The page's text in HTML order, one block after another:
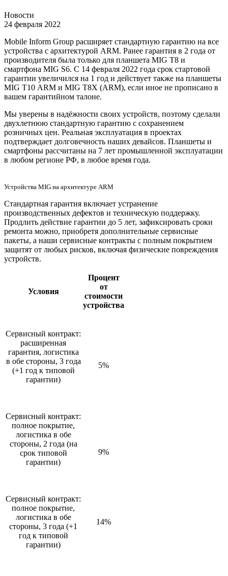
Новости
24 февраля 2022
Mobile Inform Group расширяет стандартную гарантию на все
устройства с архитектурой ARM. Ранее гарантия в 2 года от
производителя была только для планшета MIG T8 и
смартфона MIG S6. С 14 февраля 2022 года срок стартовой
гарантии увеличился на 1 год и действует также на планшеты
MIG Т10 ARM и MIG T8Х (ARM), если иное не прописано в
вашем гарантийном талоне.
Мы уверены в надёжности своих устройств, поэтому сделали
двухлетнюю стандартную гарантию с сохранением
розничных цен. Реальная эксплуатация в проектах
подтверждает долговечность наших девайсов. Планшеты и
смартфоны рассчитаны на 7 лет промышленной эксплуатации
в любом регионе РФ, в любое время года.
Устройства MIG на архитектуре ARM
Стандартная гарантия включает устранение
производственных дефектов и техническую поддержку.
Продлить действие гарантии до 5 лет, зафиксировать сроки
ремонта можно, приобретя дополнительные сервисные
пакеты, а наши сервисные контракты с полным покрытием
защитят от любых рисков, включая физические повреждения
устройств.
Условия
Процент
от
стоимости
устройства
Сервисный контракт:
расширенная
гарантия, логистика
в обе стороны, 3 года
(+1 год к типовой
гарантии)
5%
Сервисный контракт:
полное покрытие,
логистика в обе
стороны, 2 года (на
срок типовой
гарантии)
9%
Сервисный контракт:
полное покрытие,
логистика в обе
стороны, 3 года (+1
год к типовой
гарантии)
14%